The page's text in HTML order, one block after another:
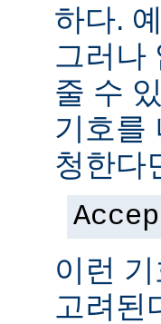
하다.
그러나
줄 수
기호를
청한다
이런
고려된